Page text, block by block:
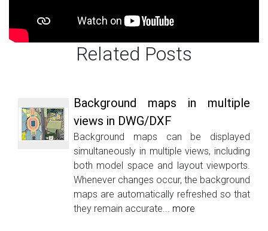
Related Posts
Background maps in multiple
views in DWG/DXF
Background maps can be displayed
simultaneously in multiple views, including
both model space and layout viewports.
Whenever changes occur, the background
maps are automatically refreshed so that
they remain accurate... more